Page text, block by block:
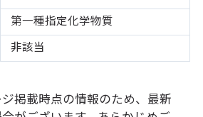
第一種指定化学物質
非該当
掲載時点の情報のため、最新